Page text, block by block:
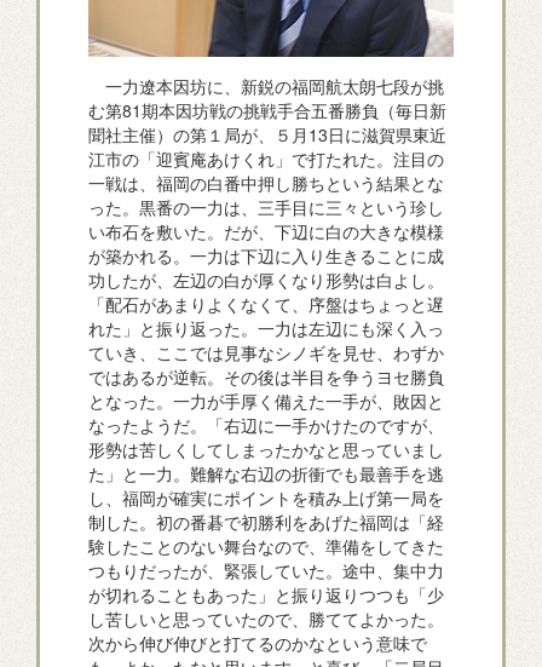
一力遼本因坊に、新鋭の福岡航太朗七段が挑
む第81期本因坊戦の挑戦手合五番勝負（毎日新
聞社主催）の第１局が、５月13日に滋賀県東近
江市の「迎賓庵あけくれ」で打たれた。注目の
一戦は、福岡の白番中押し勝ちという結果とな
った。黒番の一力は、三手目に三々という珍し
い布石を敷いた。だが、下辺に白の大きな模様
が築かれる。一力は下辺に入り生きることに成
功したが、左辺の白が厚くなり形勢は白よし。
「配石があまりよくなくて、序盤はちょっと遅
れた」と振り返った。一力は左辺にも深く入っ
ていき、ここでは見事なシノギを見せ、わずか
ではあるが逆転。その後は半目を争うヨセ勝負
となった。一力が手厚く備えた一手が、敗因と
なったようだ。「右辺に一手かけたのですが、
形勢は苦しくしてしまったかなと思っていまし
た」と一力。難解な右辺の折衝でも最善手を逃
し、福岡が確実にポイントを積み上げ第一局を
制した。初の番碁で初勝利をあげた福岡は「経
験したことのない舞台なので、準備をしてきた
つもりだったが、緊張していた。途中、集中力
が切れることもあった」と振り返りつつも「少
し苦しいと思っていたので、勝ててよかった。
次から伸び伸びと打てるのかなという意味で